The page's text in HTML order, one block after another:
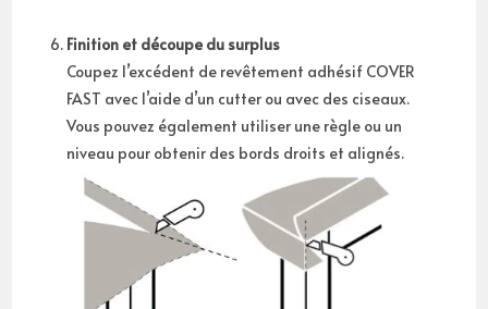
Finition et découpe du surplus
Coupez l’excédent de revêtement adhésif COVER
FAST avec l’aide d’un cutter ou avec des ciseaux.
Vous pouvez également utiliser une règle ou un
niveau pour obtenir des bords droits et alignés.